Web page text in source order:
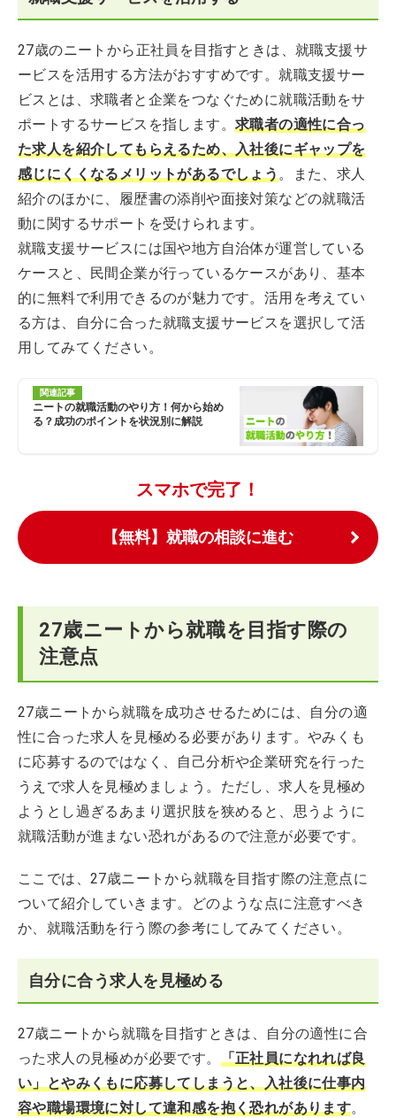
27歳のニートから正社員を目指すときは、就職支援サ
ービスを活用する方法がおすすめです。就職支援サー
ビスとは、求職者と企業をつなぐために就職活動をサ
ポートするサービスを指します。 求職者の適性に合っ
た求人を紹介してもらえるため、入社後にギャップを
感じにくくなるメリットがあるでしょう。また、求人
紹介のほかに、履歴書の添削や面接対策などの就職活
動に関するサポートを受けられます。
就職支援サービスには国や地方自治体が運営している
ケースと、民間企業が行っているケースがあり、基本
的に無料で利用できるのが魅力です。活用を考えてい
る方は、自分に合った就職支援サービスを選択して活
用してみてください。
関連記事
ニートの就職活動のやり方！何から始め
る？成功のポイントを状況別に解説
スマホで完了！
【無料】就職の相談に進む
27歳ニートから就職を目指す際の
注意点
27歳ニートから就職を成功させるためには、自分の適
性に合った求人を見極める必要があります。やみくも
に応募するのではなく、自己分析や企業研究を行った
うえで求人を見極めましょう。ただし、求人を見極め
ようとし過ぎるあまり選択肢を狭めると、思うように
就職活動が進まない恐れがあるので注意が必要です。
ここでは、27歳ニートから就職を目指す際の注意点に
ついて紹介していきます。どのような点に注意すべき
か、就職活動を行う際の参考にしてみてください。
自分に合う求人を見極める
27歳ニートから就職を目指すときは、自分の適性に合
った求人の見極めが必要です。 「正社員になれれば良
い」とやみくもに応募してしまうと、入社後に仕事内
容や職場環境に対して違和感を抱く恐れがあります。